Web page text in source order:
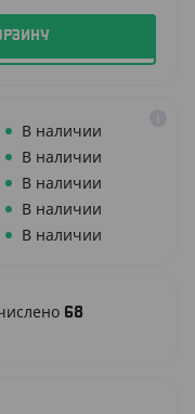
В наличии
В наличии
В наличии
В наличии
В наличии
68